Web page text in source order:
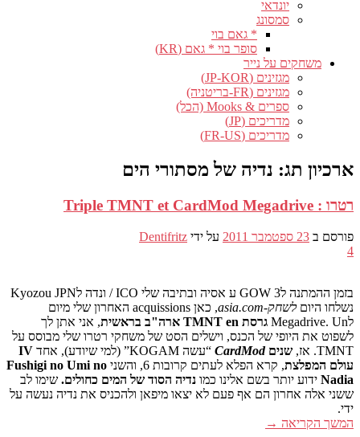
יונדאי
סמסונג
* גאם בוי
סופר בוי * גאם (KR)
משחקים על נייר
מגזינים (JP-KOR)
מגזינים (FR-בריטניה)
ספרים & Mooks (הכל)
מדריכים (JP)
מדריכים (FR-US)
ארכיון תג: נדיה של מסתורי הים
רטרו : Triple TMNT et CardMod Megadrive
פורסם ב 23 ספטמבר 2011 על ידי Dentifritz
4
בזמן ההמתנה לGOW 3 ע אסיה ובתיבה שלי ICO / ונדה לKyozou JPN
נשלחו היוםלשחק-asia.com
, כאן acquissions האחרון שלי מיום
לMegadrive.Un גרסת TMNT en ארה"ב בראשית
, אני אתן לך
לשפוט את היופי של הכנס, וישלים הסט של משחקי רטרו שלי מבוסס על
TMNT. אז,
שניםCardMod “עשה KOGAM” (למי שיודע), אחד
IV
עולם המפלצת, קרא הפלא לעתים קרובות 6, והשני
Fushigi no Umi no
Nadia ידוע יותר בשם אלינו כמו נדיה הסוד של המים כחולים. שימו לב
ששני אלה אחרון הם אף פעם לא יצאו מיפאן ולהכניס את נדיה נעשה על
ידי.
המשך הקריאה →